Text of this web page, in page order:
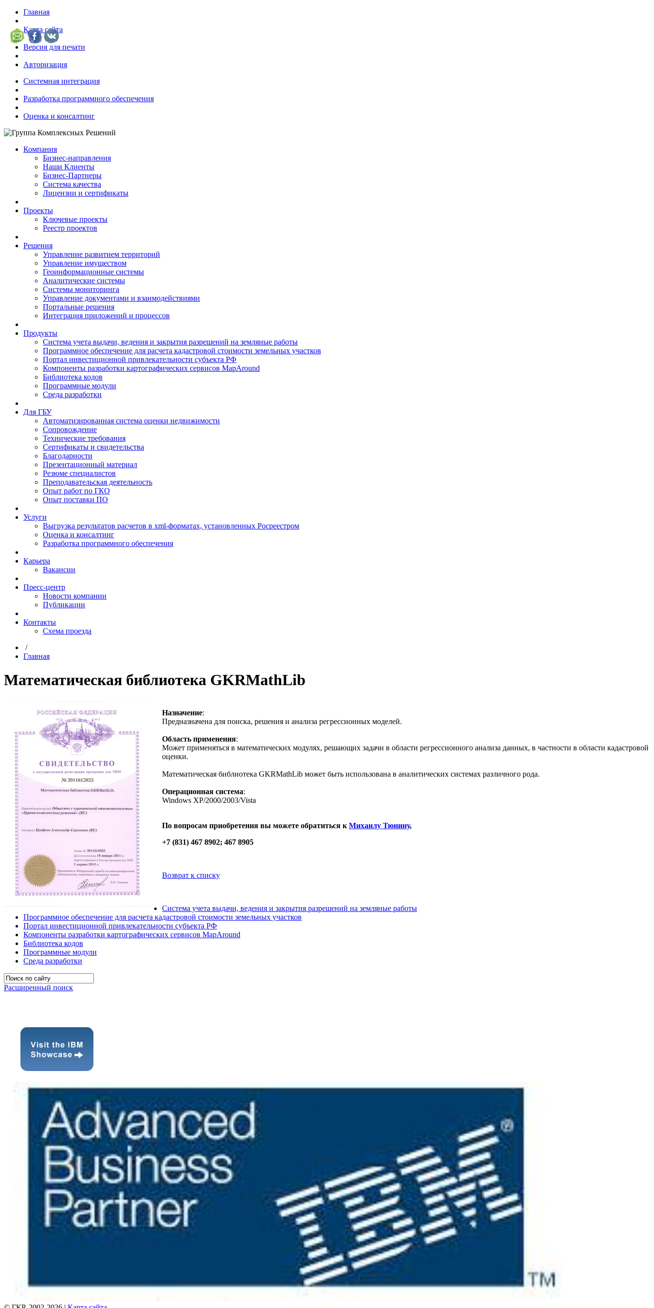
Главная
Карта сайта
Версия для печати
Авторизация
Системная интеграция
Разработка программного обеспечения
Оценка и консалтинг
Компания
Бизнес-направления
Наши Клиенты
Бизнес-Партнеры
Система качества
Лицензии и сертификаты
Проекты
Ключевые проекты
Реестр проектов
Решения
Управление развитием территорий
Управление имуществом
Геоинформационные системы
Аналитические системы
Системы мониторинга
Управление документами и взаимодействиями
Портальные решения
Интеграция приложений и процессов
Продукты
Система учета выдачи, ведения и закрытия разрешений на земляные работы
Программное обеспечение для расчета кадастровой стоимости земельных участков
Портал инвестиционной привлекательности субъекта РФ
Компоненты разработки картографических сервисов MapAround
Библиотека кодов
Программные модули
Среда разработки
Для ГБУ
Автоматизированная система оценки недвижимости
Сопровождение
Технические требования
Сертификаты и свидетельства
Благодарности
Презентационный материал
Резюме специалистов
Преподавательская деятельность
Опыт работ по ГКО
Опыт поставки ПО
Услуги
Выгрузка результатов расчетов в xml-форматах, установленных Росреестром
Оценка и консалтинг
Разработка программного обеспечения
Карьера
Вакансии
Пресс-центр
Новости компании
Публикации
Контакты
Схема проезда
/
Главная
Математическая библиотека GKRMathLib
Назначение:
Предназначена для поиска, решения и анализа регрессионных моделей.
Область применения:
Может применяться в математических модулях, решающих задачи в области регрессионного анализа данных, в частности в области кадастровой
оценки.
Математическая библиотека GKRMathLib может быть использована в аналитических системах различного рода.
Операционная система:
Windows XP/2000/2003/Vista
По вопросам приобретения вы можете обратиться к Михаилу Тюнину,
+7 (831) 467 8902; 467 8905
Возврат к списку
Система учета выдачи, ведения и закрытия разрешений на земляные работы
Программное обеспечение для расчета кадастровой стоимости земельных участков
Портал инвестиционной привлекательности субъекта РФ
Компоненты разработки картографических сервисов MapAround
Библиотека кодов
Программные модули
Среда разработки
Расширенный поиск